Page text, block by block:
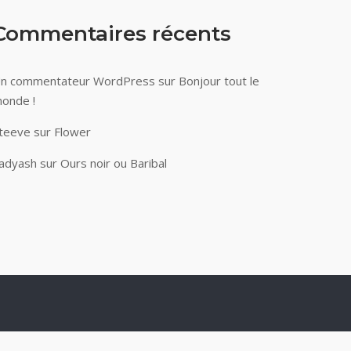
récents
commentateur WordPress sur Bonjour tout le
!
sur Flower
sur Ours noir ou Baribal